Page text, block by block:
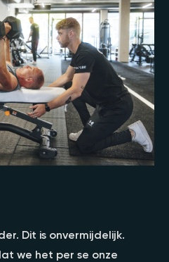
Dit is onvermijdelijk.
we het per se onze